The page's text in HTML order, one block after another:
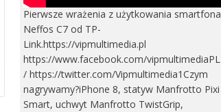
Pierwsze wrażenia z użytkowania smartfona
Neffos C7 od TP-
Link.https://vipmultimedia.pl
https://www.facebook.com/vipmultimediaPL
/ https://twitter.com/Vipmultimedia1Czym
nagrywamy?iPhone 8, statyw Manfrotto Pixi
Smart, uchwyt Manfrotto TwistGrip,